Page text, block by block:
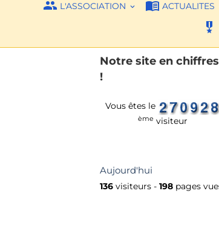
L'ASSOCIATION ACTUALITES
Notre site en chiffres
!
Vous êtes le
ème visiteur
Aujourd'hui
136 visiteurs -198 pages